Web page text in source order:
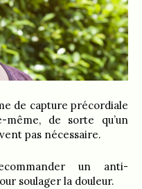
de capture précordiale
même, de sorte qu’un
pas nécessaire.
un anti-
soulager la douleur.